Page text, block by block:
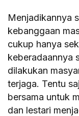
Menjadikannya
kebanggaan
cukup hanya
keberadaannya
dilakukan
terjaga. Tentu
bersama untuk
dan lestari